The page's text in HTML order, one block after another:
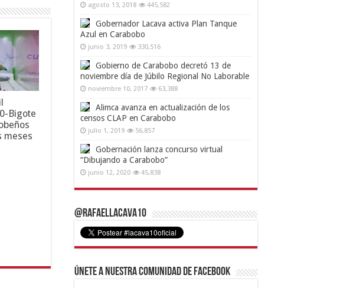
Bigote
meses
agosto 13, 2018 445,582
Gobernador Lacava activa Plan Tanque
Azul en Carabobo
junio 3, 2019 330,516
Gobierno de Carabobo decretó 13 de
noviembre día de Júbilo Regional No Laborable
noviembre 10, 2017 63,388
Alimca avanza en actualización de los
censos CLAP en Carabobo
julio 1, 2019 56,857
Gobernación lanza concurso virtual
“Dibujando a Carabobo”
junio 12, 2020 45,838
@RafaelLacava10
Únete a nuestra comunidad de Facebook